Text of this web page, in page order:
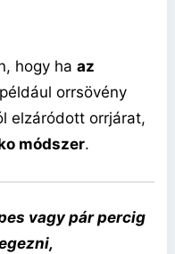
hogy haaz
orrsövény
elzáródott orrjárat,
módszer.
vagy pár percig